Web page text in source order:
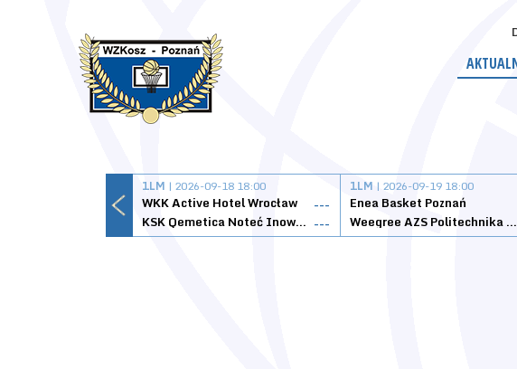
1LM | 2026-09-18 18:00
WKK Active Hotel Wrocław
---
KSK Qemetica Noteć Inowrocław ---
1LM | 2026-09-19 18:00
Enea Basket Poznań
Weegree AZS Politechnika Opolska